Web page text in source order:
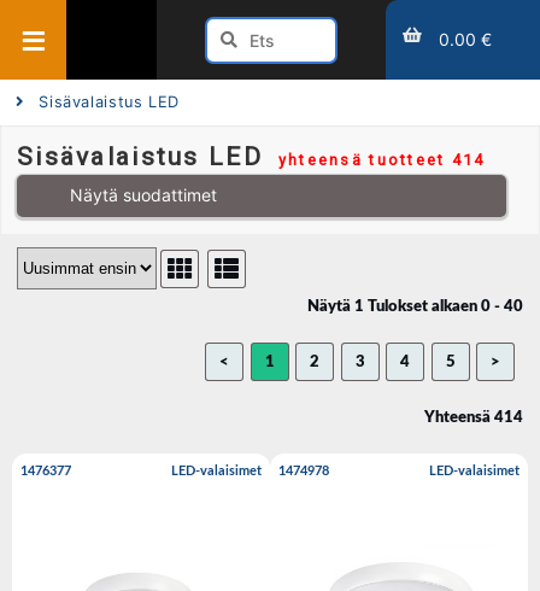
0.00 €
Sisävalaistus LED
Sisävalaistus LED yhteensä tuotteet 414
Näytä suodattimet
Näytä 1 Tulokset alkaen 0 - 40
< 1 2 3 4 5 >
Yhteensä 414
1476377 LED-valaisimet 1474978 LED-valaisimet